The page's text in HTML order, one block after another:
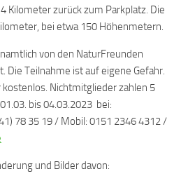
Kilometer zurück zum Parkplatz. Die
bei etwa 150 Höhenmetern.
von den NaturFreunden
Die Teilnahme ist auf eigene Gefahr.
Nichtmitglieder zahlen 5
bis 04.03.2023 bei:
78 35 19 / Mobil: 0151 2346 4312 /
und Bilder davon: